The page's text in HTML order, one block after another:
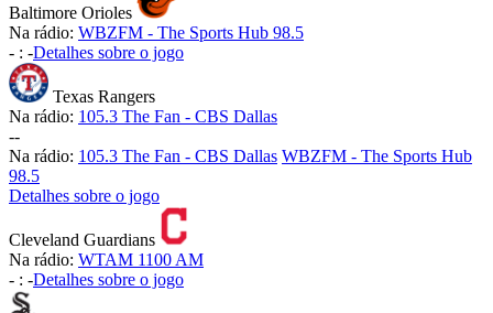
Baltimore Orioles
Na rádio: WBZFM - The Sports Hub 98.5
- : -Detalhes sobre o jogo
Texas Rangers
Na rádio: 105.3 The Fan - CBS Dallas
--
Na rádio: 105.3 The Fan - CBS Dallas WBZFM - The Sports Hub
98.5
Detalhes sobre o jogo
Cleveland Guardians
Na rádio: WTAM 1100 AM
- : -Detalhes sobre o jogo